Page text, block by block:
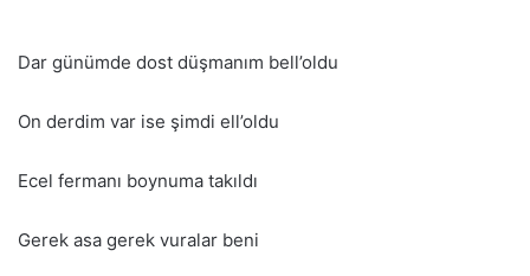
Dar günümde dost düşmanım bell’oldu
On derdim var ise şimdi ell’oldu
Ecel fermanı boynuma takıldı
Gerek asa gerek vuralar beni